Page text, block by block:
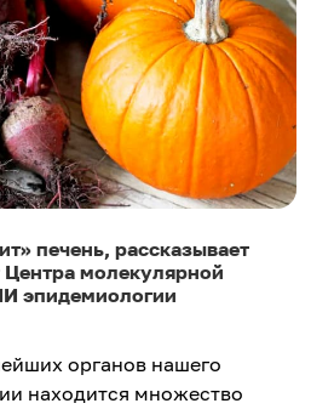
печень, рассказывает
молекулярной
эпидемиологии
органов нашего
находится множество